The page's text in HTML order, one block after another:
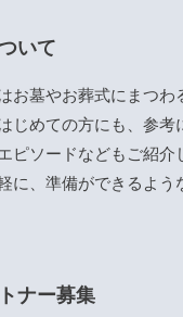
いて
お墓やお葬式にまつわ
じめての方にも、参考
ピソードなどもご紹介
に、準備ができるよう
ナー募集